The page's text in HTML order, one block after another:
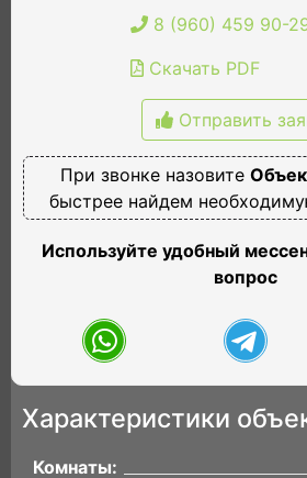
8 (960) 459 90-
Скачать PDF
Отправить
При звонке назовите
быстрее найдем
Используйте удобный
вопрос
Характеристики
Комнаты: